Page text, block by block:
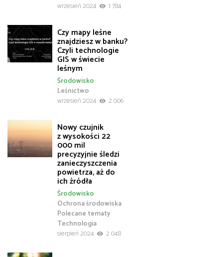
wrzesień 2024
1 784
Czy mapy leśne
znajdziesz w banku?
Czyli technologie
GIS w świecie
leśnym
Leśnictwo
Środowisko
wrzesień 2024
2 006
Nowy czujnik
z wysokości 22
000 mil
precyzyjnie śledzi
zanieczyszczenia
powietrza, aż do
ich źródła
Ochrona środowiska
Polecane tematy
Środowisko
Technologia
sierpień 2024
2 048